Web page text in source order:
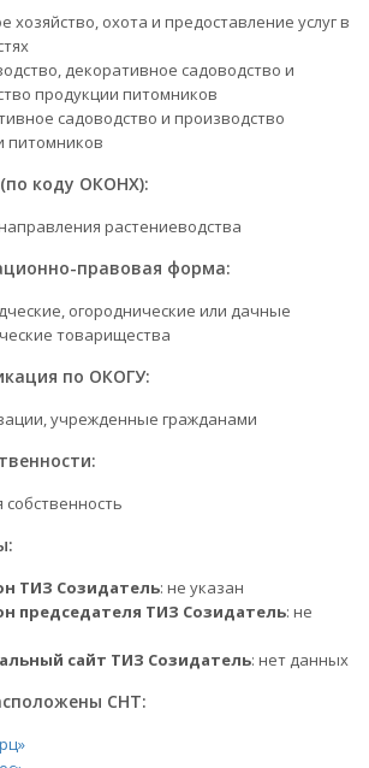
хозяйство, охота и предоставление услуг в
декоративное садоводство и
продукции питомников
садоводство и производство
питомников
коду ОКОНХ):
растениеводства
правовая форма:
огороднические или дачные
товарищества
по ОКОГУ:
учрежденные гражданами
ТИЗ Созидатель: не указан
председателя ТИЗ Созидатель: не
сайт ТИЗ Созидатель: нет данных
СНТ: